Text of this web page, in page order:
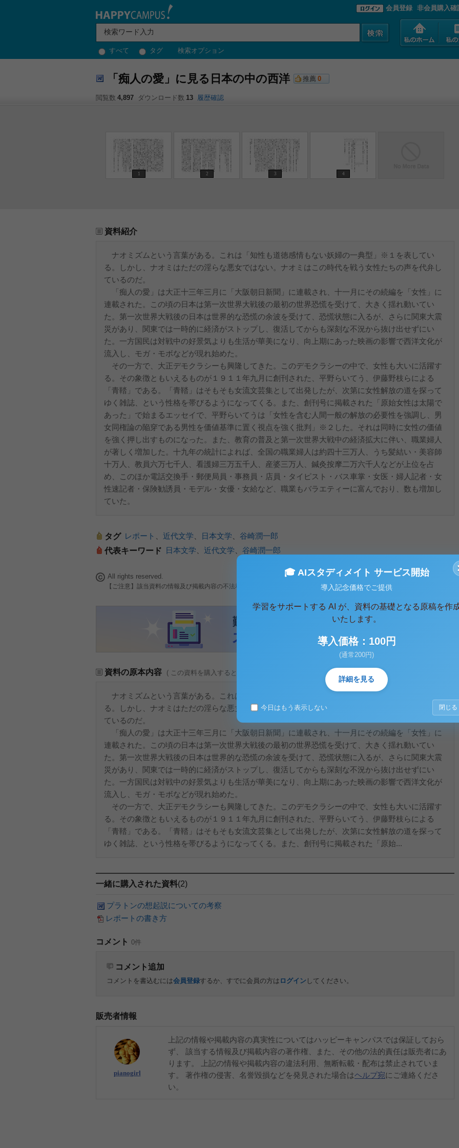
すべて タグ 検索オプション
会員登録 非会員購入確
「痴人の愛」に見る日本の中の西洋 推薦 0
閲覧数 4,897 ダウンロード数 13 履歴確認
1 2 3 4
資料紹介
ナオミズムという言葉がある。これは「知性も道徳感情もない妖婦の一典型」※１を表してい
る。しかし、ナオミはただの淫らな悪女ではない。ナオミはこの時代を戦う女性たちの声を代弁し
ているのだ。
「痴人の愛」は大正十三年三月に「大阪朝日新聞」に連載され、十一月にその続編を「女性」に
連載された。この頃の日本は第一次世界大戦後の最初の世界恐慌を受けて、大きく揺れ動いてい
た。第一次世界大戦後の日本は世界的な恐慌の余波を受けて、恐慌状態に入るが、さらに関東大震
災があり、関東では一時的に経済がストップし、復活してからも深刻な不況から抜け出せずにい
た。一方国民は対戦中の好景気よりも生活が華美になり、向上期にあった映画の影響で西洋文化が
流入し、モガ・モボなどが現れ始めた。
その一方で、大正デモクラシーも興隆してきた。このデモクラシーの中で、女性も大いに活躍す
る。その象徴ともいえるものが１９１１年九月に創刊された、平野らいてう、伊藤野枝らによる
「青鞜」である。「青鞜」はそもそも女流文芸集として出発したが、次第に女性解放の道を探って
ゆく雑誌、という性格を帯びるようになってくる。また、創刊号に掲載された「原始女性は太陽で
あった」で始まるエッセイで、平野らいてうは「女性を含む人間一般の解放の必要性を強調し、男
女同権論の陥穿である男性を価値基準に置く視点を強く批判」※２した。それは同時に女性の価値
を強く押し出すものになった。また、教育の普及と第一次世界大戦中の経済拡大に伴い、職業婦人
が著しく増加した。十九年の統計によれば、全国の職業婦人は約四十三万人、うち髪結い・美容師
十万人、教員六万七千人、看護婦三万五千人、産婆三万人、鍼灸按摩二万六千人などが上位を占
め、このほか電話交換手・郵便局員・事務員・店員・タイピスト・バス車掌・女医・婦人記者・女
性速記者・保険勧誘員・モデル・女優・女給など、職業もバラエティーに富んでおり、数も増加し
ていた。
タグ レポート 近代文学 日本文学
谷崎潤一郎
代表キーワード 日本文学 近代文学 谷崎潤一郎
All rights reserved.
【ご注意】該当資料の情報及び掲載内容の不法利用、無断転載・配布は著作権法違反となります。
資料の原本内容 ( この資料を購入すると、テキストデータがみえます。 )
ナオミズムという言葉がある。これは「知性も道徳感情もない妖婦の一典型」※１を表してい
る。しかし、ナオミはただの淫らな悪女ではない。ナオミはこの時代を戦う女性たちの声を代弁し
ているのだ。
「痴人の愛」は大正十三年三月に「大阪朝日新聞」に連載され、十一月にその続編を「女性」に
連載された。この頃の日本は第一次世界大戦後の最初の世界恐慌を受けて、大きく揺れ動いてい
た。第一次世界大戦後の日本は世界的な恐慌の余波を受けて、恐慌状態に入るが、さらに関東大震
災があり、関東では一時的に経済がストップし、復活してからも深刻な不況から抜け出せずにい
た。一方国民は対戦中の好景気よりも生活が華美になり、向上期にあった映画の影響で西洋文化が
流入し、モガ・モボなどが現れ始めた。
その一方で、大正デモクラシーも興隆してきた。このデモクラシーの中で、女性も大いに活躍す
る。その象徴ともいえるものが１９１１年九月に創刊された、平野らいてう、伊藤野枝らによる
「青鞜」である。「青鞜」はそもそも女流文芸集として出発したが、次第に女性解放の道を探って
ゆく雑誌、という性格を帯びるようになってくる。また、創刊号に掲載された「原始...
一緒に購入された資料(2)
プラトンの想起説についての考察
レポートの書き方
コメント 0件
コメント追加
コメントを書込むには会員登録するか、すでに会員の方は ログイン してください。
販売者情報
pianogirl
上記の情報や掲載内容の真実性についてはハッピーキャンパスでは保証しておら
ず、 該当する情報及び掲載内容の著作権、また、その他の法的責任は販売者にあ
ります。 上記の情報や掲載内容の違法利用、無断転載・配布は禁止されていま
す。 著作権の侵害、名誉毀損などを発見された場合はヘルプ宛にご連絡くださ
い。
🎓 AIスタディメイト サービス開始
導入記念価格でご提供
学習をサポートする AI が、資料の基礎となる原稿を作
いたします。
導入価格：100円
(通常200円)
詳細を見る
今日はもう表示しない 閉じる